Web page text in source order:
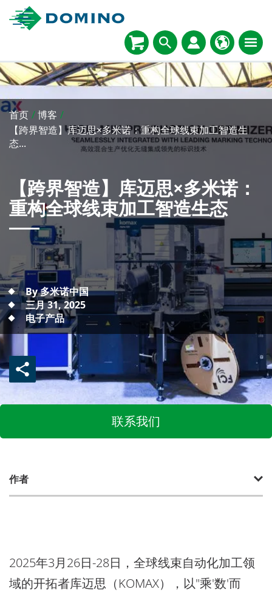
首页 /博客 /
【跨界智造】库迈思×多米诺：重构全球线束加工智造生
态...
【跨界智造】库迈思×多米诺：
重构全球线束加工智造生态
By 多米诺中国
三月 31, 2025
电子产品
联系我们
2025年3月26日-28日，全球线束自动化加工领
域的开拓者库迈思（KOMAX），以"乘'数'而
作者